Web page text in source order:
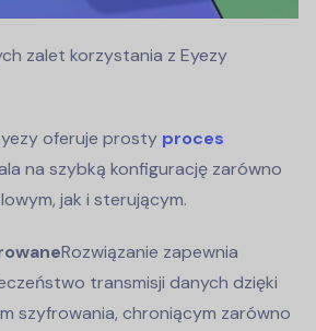
zalet korzystania z Eyezy
oferuje prosty proces
na szybką konfigurację zarówno
jak i sterującym.
Rozwiązanie zapewnia
transmisji danych dzięki
szyfrowania, chroniącym zarówno